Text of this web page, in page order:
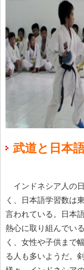
武道と日本
インドネシア人の
く、日本語学習数は
言われている。日本
熱心に取り組んでい
く、女性や子供まで
る人も多いようだ。